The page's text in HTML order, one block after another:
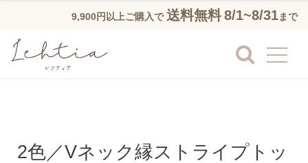
9,900円以上ご購入で 送料無料8/1~8/31まで
2色／Vネック縁ストライプトッ